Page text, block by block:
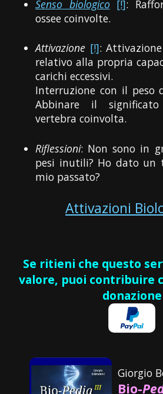
Senso biologico [!]:
ossee coinvolte.
Attivazione [!]:
relativo alla propria
carichi eccessivi.
Interruzione con il peso
Abbinare il
vertebra coinvolta.
Riflessioni: Non sono in
pesi inutili? Ho dato un
mio passato?
Attivazioni
Se ritieni che questo
valore, puoi contribuire
donazione
Giorgio
Bio-